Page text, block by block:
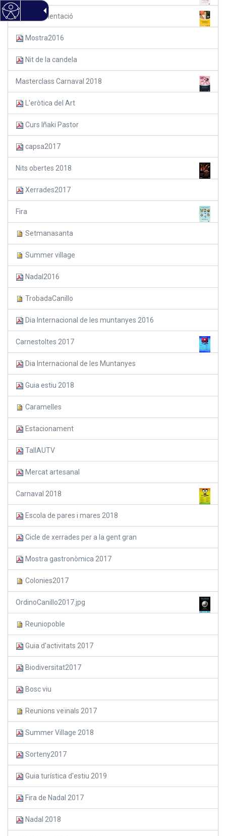
Cursa d'orientació
Mostra2016
Nit de la candela
Masterclass Carnaval 2018
L'eròtica del Art
Curs Iñaki Pastor
capsa2017
Nits obertes 2018
Xerrades2017
Fira
Setmanasanta
Summer village
Nadal2016
TrobadaCanillo
Dia Internacional de les muntanyes 2016
Carnestoltes 2017
Dia Internacional de les Muntanyes
Guia estiu 2018
Caramelles
Estacionament
TallAUTV
Mercat artesanal
Carnaval 2018
Escola de pares i mares 2018
Cicle de xerrades per a la gent gran
Mostra gastronòmica 2017
Colonies2017
OrdinoCanillo2017.jpg
Reuniopoble
Guia d'activitats 2017
Biodiversitat2017
Bosc viu
Reunions veïnals 2017
Summer Village 2018
Sorteny2017
Guia turística d'estiu 2019
Fira de Nadal 2017
Nadal 2018